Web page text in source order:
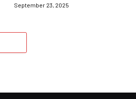
September 23, 2025